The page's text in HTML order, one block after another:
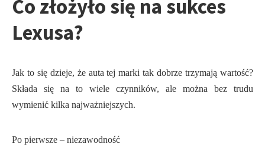
Co złożyło się na sukces
Lexusa?
Jak to się dzieje, że auta tej marki tak dobrze trzymają wartość?
Składa się na to wiele czynników, ale można bez trudu
wymienić kilka najważniejszych.
Po pierwsze – niezawodność